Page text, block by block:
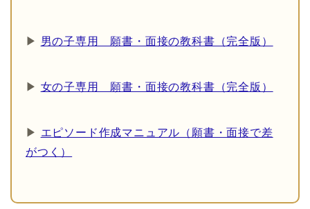
▶ 男の子専用 願書・面接の教科書（完全版）
▶ 女の子専用 願書・面接の教科書（完全版）
▶ エピソード作成マニュアル（願書・面接で差
がつく）